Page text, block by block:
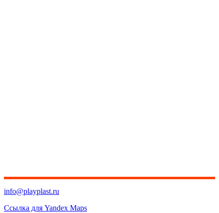
info@playplast.ru
Ссылка для Yandex Maps